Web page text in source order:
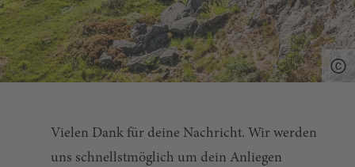
Vielen Dank für deine Nachricht. Wir werden
uns schnellstmöglich um dein Anliegen